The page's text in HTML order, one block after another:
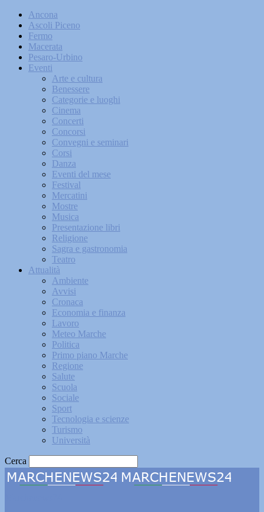
Ancona
Ascoli Piceno
Fermo
Macerata
Pesaro-Urbino
Eventi
Arte e cultura
Benessere
Categorie e luoghi
Cinema
Concerti
Concorsi
Convegni e seminari
Corsi
Danza
Eventi del mese
Festival
Mercatini
Mostre
Musica
Presentazione libri
Religione
Sagra e gastronomia
Teatro
Attualità
Ambiente
Avvisi
Cronaca
Economia e finanza
Lavoro
Meteo Marche
Politica
Primo piano Marche
Regione
Salute
Scuola
Sociale
Sport
Tecnologia e scienze
Turismo
Università
Cerca